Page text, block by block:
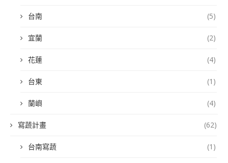
台南 (5)
宜蘭 (2)
花蓮 (4)
台東 (1)
蘭嶼 (4)
寫蔬計畫 (62)
台南寫蔬 (1)